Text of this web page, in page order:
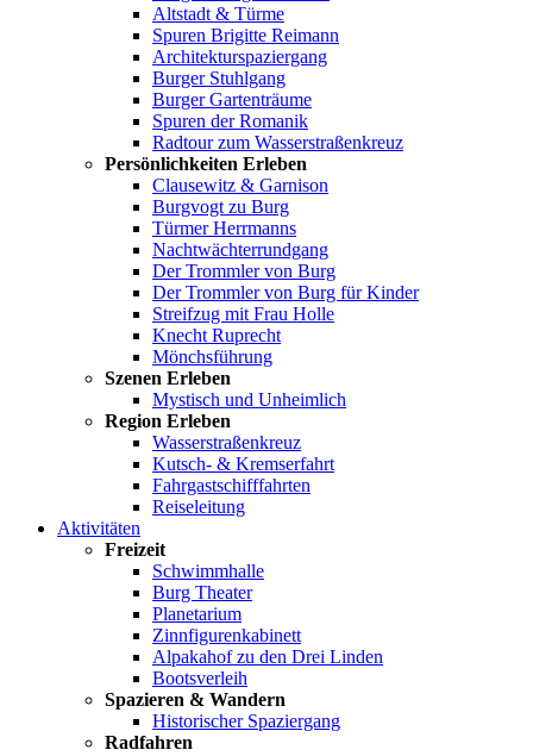
Altstadt & Türme
Spuren Brigitte Reimann
Architekturspaziergang
Burger Stuhlgang
Burger Gartenträume
Spuren der Romanik
Radtour zum Wasserstraßenkreuz
Persönlichkeiten Erleben
Clausewitz & Garnison
Burgvogt zu Burg
Türmer Herrmanns
Nachtwächterrundgang
Der Trommler von Burg
Der Trommler von Burg für Kinder
Streifzug mit Frau Holle
Knecht Ruprecht
Mönchsführung
Szenen Erleben
Mystisch und Unheimlich
Region Erleben
Wasserstraßenkreuz
Kutsch- & Kremserfahrt
Fahrgastschifffahrten
Reiseleitung
Aktivitäten
Freizeit
Schwimmhalle
Burg Theater
Planetarium
Zinnfigurenkabinett
Alpakahof zu den Drei Linden
Bootsverleih
Spazieren & Wandern
Historischer Spaziergang
Radfahren